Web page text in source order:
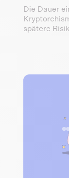
Die Dauer
spätere